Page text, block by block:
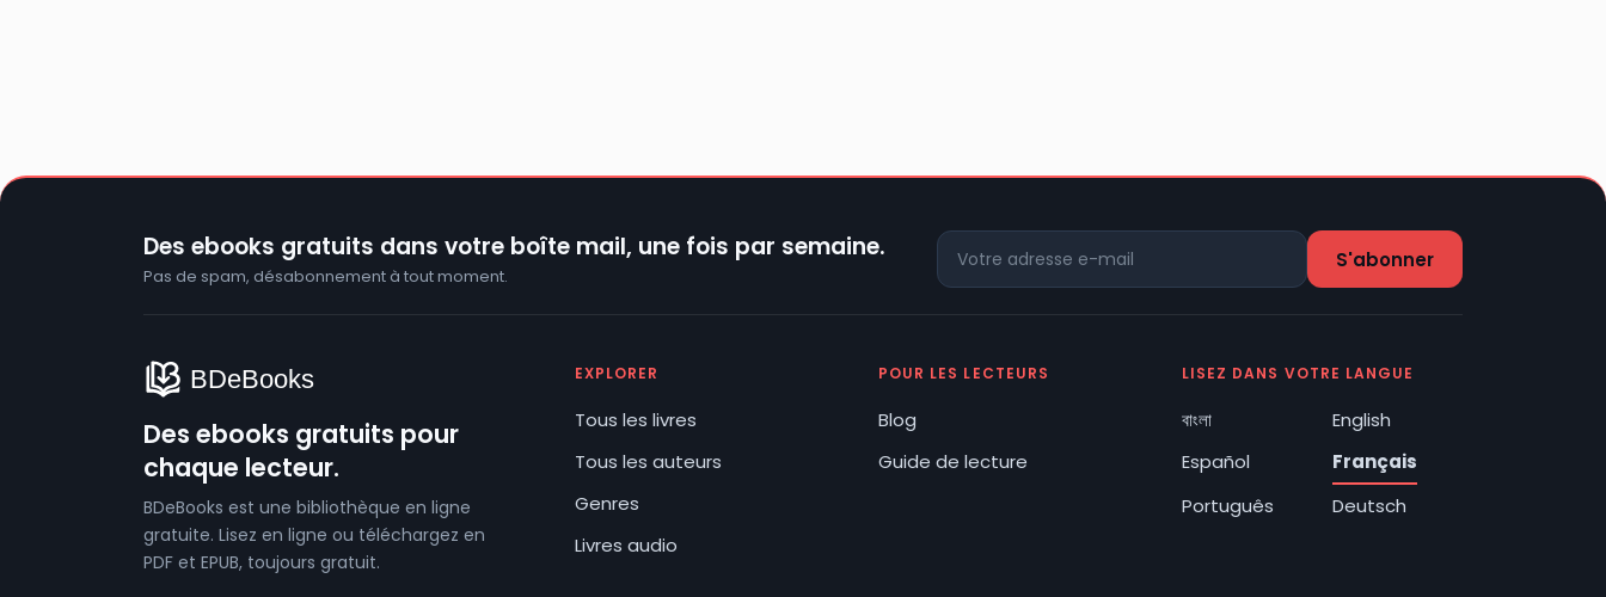
Des ebooks gratuits dans votre boîte mail, une fois par semaine.
Pas de spam, désabonnement à tout moment.
Des ebooks gratuits pour
chaque lecteur.
BDeBooks est une bibliothèque en ligne
gratuite. Lisez en ligne ou téléchargez en
PDF et EPUB, toujours gratuit.
EXPLORER
Tous les livres
Tous les auteurs
Genres
Livres audio
POUR LES LECTEURS
Blog
Guide de lecture
LISEZ DANS VOTRE LANGUE
বাংলা
English
Español
Français
Português
Deutsch